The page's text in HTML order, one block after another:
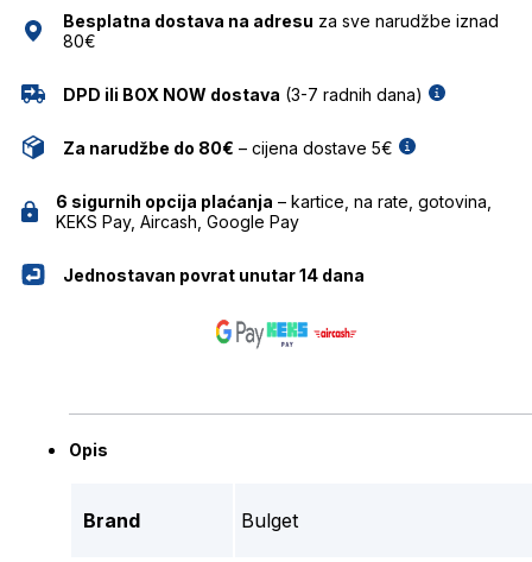
Besplatna dostava na adresu za sve narudžbe iznad
80€
DPD ili BOX NOW dostava (3-7 radnih dana)
Za narudžbe do 80€ – cijena dostave 5€
6 sigurnih opcija plaćanja – kartice, na rate, gotovina,
KEKS Pay, Aircash, Google Pay
Jednostavan povrat unutar 14 dana
Opis
Brand Bulget